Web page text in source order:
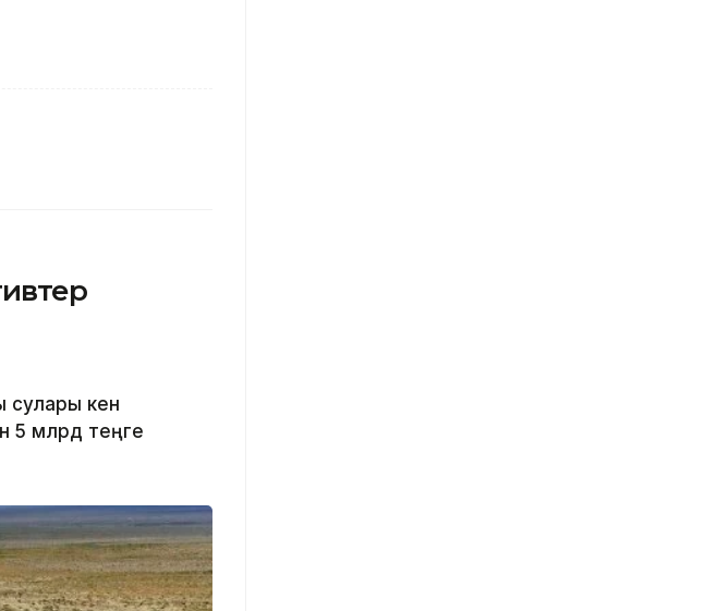
сулары кен
5 млрд теңге